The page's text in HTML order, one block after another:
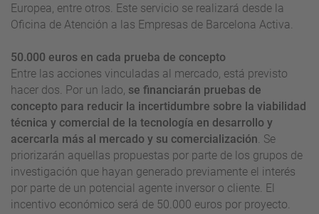
Europea, entre otros. Este servicio se realizará desde la
Oficina de Atención a las Empresas de Barcelona Activa.
50.000 euros en cada prueba de concepto
Entre las acciones vinculadas al mercado, está previsto
hacer dos. Por un lado, se financiarán pruebas de
concepto para reducir la incertidumbre sobre la viabilidad
técnica y comercial de la tecnología en desarrollo y
acercarla más al mercado y su comercialización. Se
priorizarán aquellas propuestas por parte de los grupos de
investigación que hayan generado previamente el interés
por parte de un potencial agente inversor o cliente. El
incentivo económico será de 50.000 euros por proyecto.